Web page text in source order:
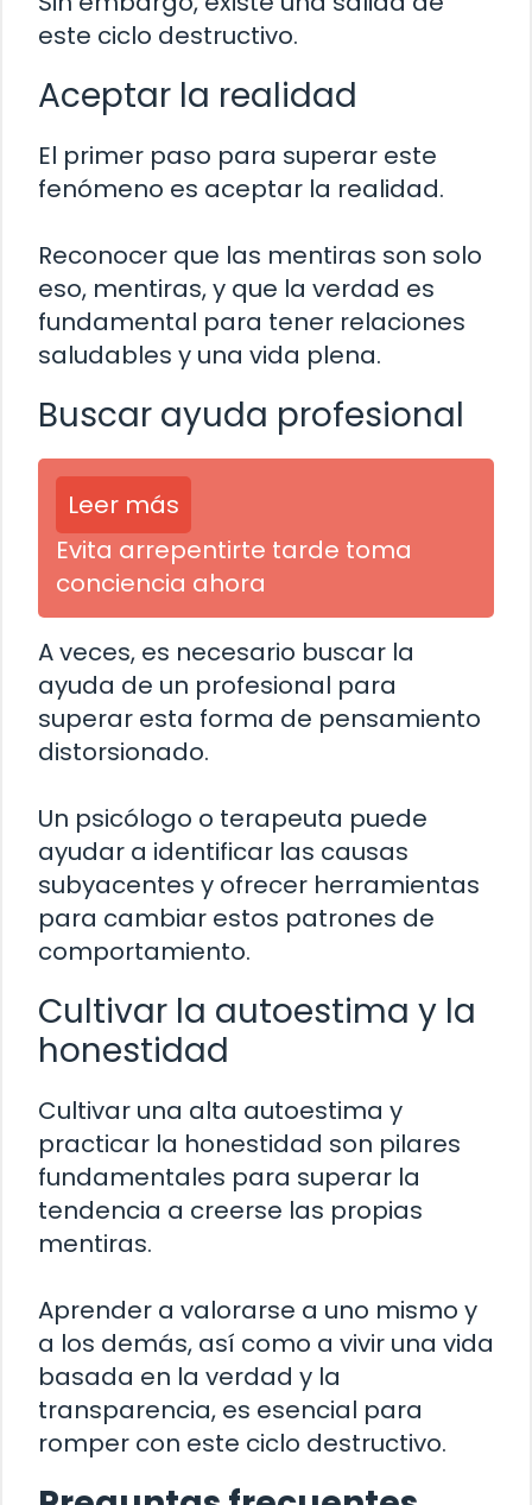
este ciclo destructivo.
Aceptar la realidad
El primer paso para superar este
fenómeno es aceptar la realidad.
Reconocer que las mentiras son solo
eso, mentiras, y que la verdad es
fundamental para tener relaciones
saludables y una vida plena.
Buscar ayuda profesional
Leer más
Evita arrepentirte tarde toma
conciencia ahora
A veces, es necesario buscar la
ayuda de un profesional para
superar esta forma de pensamiento
distorsionado.
Un psicólogo o terapeuta puede
ayudar a identificar las causas
subyacentes y ofrecer herramientas
para cambiar estos patrones de
comportamiento.
Cultivar la autoestima y la
honestidad
Cultivar una alta autoestima y
practicar la honestidad son pilares
fundamentales para superar la
tendencia a creerse las propias
mentiras.
Aprender a valorarse a uno mismo y
a los demás, así como a vivir una vida
basada en la verdad y la
transparencia, es esencial para
romper con este ciclo destructivo.